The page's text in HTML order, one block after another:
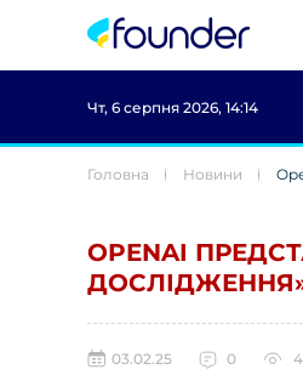
Чт, 6 серпня 2026, 14:14
Головна Новини
OPENAI
03.02.25 0